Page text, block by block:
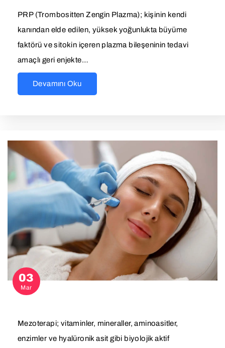
PRP (Trombositten Zengin Plazma); kişinin kendi
kanından elde edilen, yüksek yoğunlukta büyüme
faktörü ve sitokin içeren plazma bileşeninin tedavi
amaçlı geri enjekte…
Devamını Oku
03
Mar
Mezoterapi; vitaminler, mineraller, aminoasitler,
enzimler ve hyalüronik asit gibi biyolojik aktif